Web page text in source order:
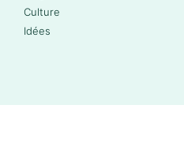
Culture
Idées